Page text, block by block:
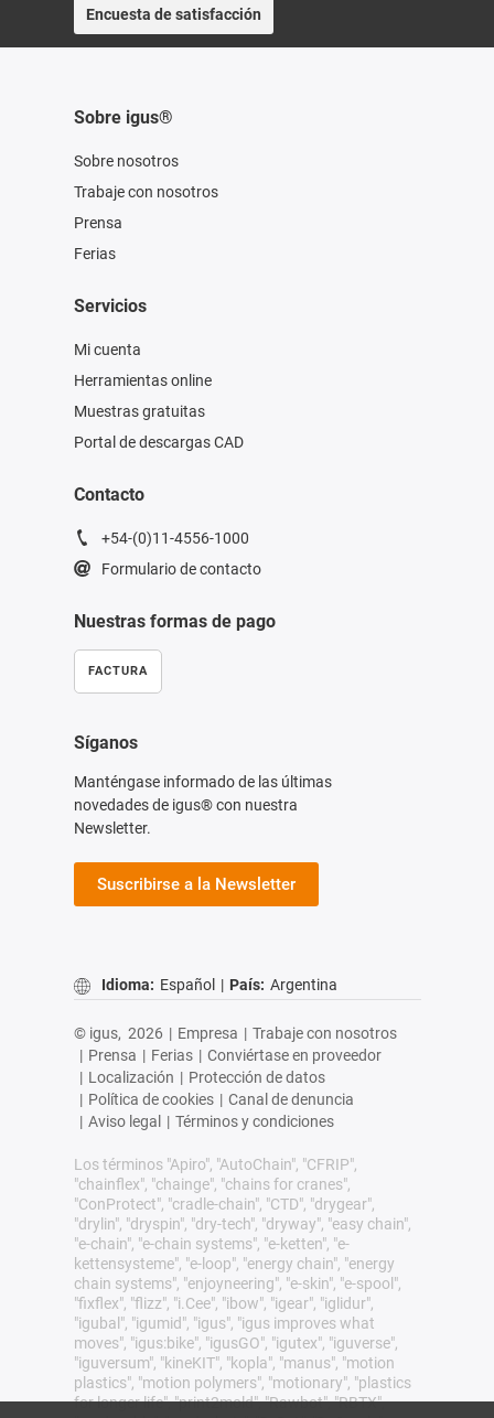
Encuesta de satisfacción
Sobre igus®
Sobre nosotros
Trabaje con nosotros
Prensa
Ferias
Servicios
Mi cuenta
Herramientas online
Muestras gratuitas
Portal de descargas CAD
Contacto
+54-(0)11-4556-1000
Formulario de contacto
Nuestras formas de pago
FACTURA
Síganos
Manténgase informado de las últimas
novedades de igus® con nuestra
Newsletter.
Suscribirse a la Newsletter
Idioma: Español | País: Argentina
© igus, 2026 | Empresa | Trabaje con nosotros
| Prensa | Ferias | Conviértase en proveedor
| Localización | Protección de datos
| Política de cookies | Canal de denuncia
| Aviso legal | Términos y condiciones
Los términos "Apiro", "AutoChain", "CFRIP",
"chainflex", "chainge", "chains for cranes",
"ConProtect", "cradle-chain", "CTD", "drygear",
"drylin", "dryspin", "dry-tech", "dryway", "easy chain",
"e-chain", "e-chain systems", "e-ketten", "e-
kettensysteme", "e-loop", "energy chain", "energy
chain systems", "enjoyneering", "e-skin", "e-spool",
"fixflex", "flizz", "i.Cee", "ibow", "igear", "iglidur",
"igubal", "igumid", "igus", "igus improves what
moves", "igus:bike", "igusGO", "igutex", "iguverse",
"iguversum", "kineKIT", "kopla", "manus", "motion
plastics", "motion polymers", "motionary", "plastics
for longer life", "print2mold", "Rawbot", "RBTX",